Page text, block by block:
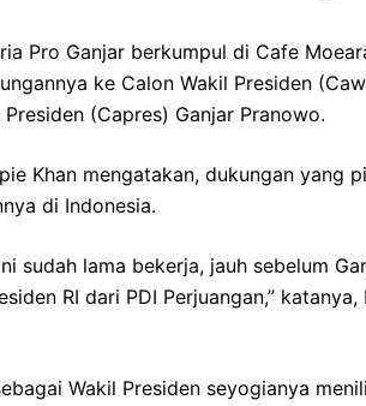
Pro Ganjar berkumpul di Cafe
ke Calon Wakil Presiden
(Capres) Ganjar Pranowo.
Khan mengatakan, dukungan yang
di Indonesia.
sudah lama bekerja, jauh sebelum
RI dari PDI Perjuangan,” katanya,
Wakil Presiden seyogianya